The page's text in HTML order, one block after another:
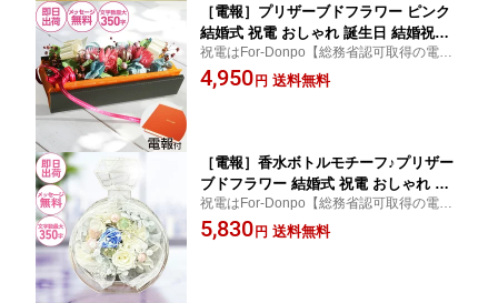
［電報］プリザーブドフラワー ピンク
結婚式 祝電 おしゃれ 誕生日 結婚祝い
ギフト 花 お祝い電報 誕生日 就任 昇進
受章 卒業 入学【プリザーブドフラワー
祝電はFor-Donpo【総務省認可取得の電報
サービス】【送料無料】結婚式 電報 おしゃ
れ 定番 花 プリザーブドフラワー ギフト プ
4,950 円 送料無料
［電報］香水ボトルモチーフ♪プリザー
ブドフラワー 結婚式 祝電 おしゃれ 誕
生日 結婚祝い ギフト 花 お祝い電報 誕
生日 就任 昇進 受章 卒業【プリザーブ
祝電はFor-Donpo【総務省認可取得の電報
サービス】【送料無料】結婚式 電報 おしゃ
れ 定番 花 プリザーブドフラワー ギフト プ
5,830 円 送料無料